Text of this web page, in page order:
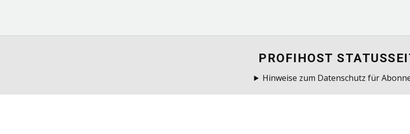
PROFIHOST
Hinweise zum Datenschutz für